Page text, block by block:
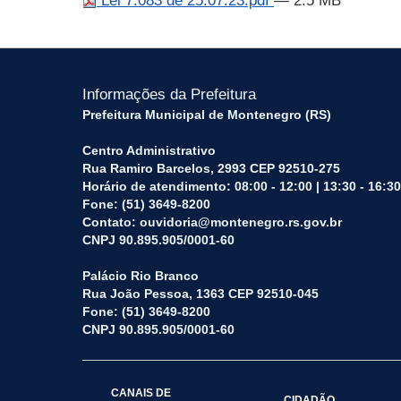
Informações da Prefeitura
Prefeitura Municipal de Montenegro (RS)
Centro Administrativo
Rua Ramiro Barcelos, 2993 CEP 92510-275
Horário de atendimento: 08:00 - 12:00 | 13:30 - 16:30
Fone: (51) 3649-8200
Contato: ouvidoria@montenegro.rs.gov.br
CNPJ 90.895.905/0001-60
Palácio Rio Branco
Rua João Pessoa, 1363 CEP 92510-045
Fone: (51) 3649-8200
CNPJ 90.895.905/0001-60
CANAIS DE